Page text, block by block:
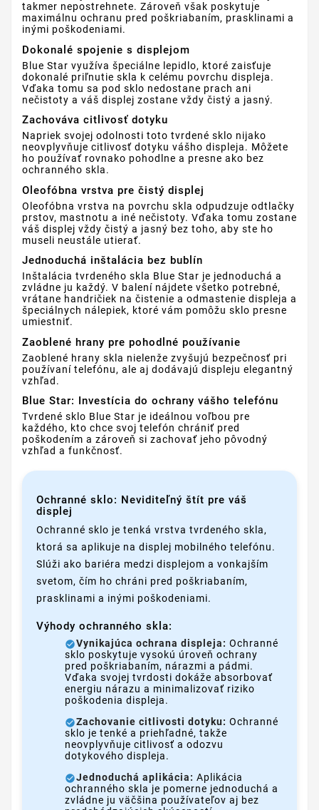
takmer nepostrehnete. Zároveň však poskytuje
maximálnu ochranu pred poškriabaním, prasklinami a
inými poškodeniami.
Dokonalé spojenie s displejom
Blue Star využíva špeciálne lepidlo, ktoré zaisťuje
dokonalé priľnutie skla k celému povrchu displeja.
Vďaka tomu sa pod sklo nedostane prach ani
nečistoty a váš displej zostane vždy čistý a jasný.
Zachováva citlivosť dotyku
Napriek svojej odolnosti toto tvrdené sklo nijako
neovplyvňuje citlivosť dotyku vášho displeja. Môžete
ho používať rovnako pohodlne a presne ako bez
ochranného skla.
Oleofóbna vrstva pre čistý displej
Oleofóbna vrstva na povrchu skla odpudzuje odtlačky
prstov, mastnotu a iné nečistoty. Vďaka tomu zostane
váš displej vždy čistý a jasný bez toho, aby ste ho
museli neustále utierať.
Jednoduchá inštalácia bez bublín
Inštalácia tvrdeného skla Blue Star je jednoduchá a
zvládne ju každý. V balení nájdete všetko potrebné,
vrátane handričiek na čistenie a odmastenie displeja a
špeciálnych nálepiek, ktoré vám pomôžu sklo presne
umiestniť.
Zaoblené hrany pre pohodlné používanie
Zaoblené hrany skla nielenže zvyšujú bezpečnosť pri
používaní telefónu, ale aj dodávajú displeju elegantný
vzhľad.
Blue Star: Investícia do ochrany vášho telefónu
Tvrdené sklo Blue Star je ideálnou voľbou pre
každého, kto chce svoj telefón chrániť pred
poškodením a zároveň si zachovať jeho pôvodný
vzhľad a funkčnosť.
Ochranné sklo: Neviditeľný štít pre váš
displej
Ochranné sklo je tenká vrstva tvrdeného skla,
ktorá sa aplikuje na displej mobilného telefónu.
Slúži ako bariéra medzi displejom a vonkajším
svetom, čím ho chráni pred poškriabaním,
prasklinami a inými poškodeniami.
Výhody ochranného skla:
Vynikajúca ochrana displeja: Ochranné
sklo poskytuje vysokú úroveň ochrany
pred poškriabaním, nárazmi a pádmi.
Vďaka svojej tvrdosti dokáže absorbovať
energiu nárazu a minimalizovať riziko
poškodenia displeja.
Zachovanie citlivosti dotyku: Ochranné
sklo je tenké a priehľadné, takže
neovplyvňuje citlivosť a odozvu
dotykového displeja.
Jednoduchá aplikácia: Aplikácia
ochranného skla je pomerne jednoduchá a
zvládne ju väčšina používateľov aj bez